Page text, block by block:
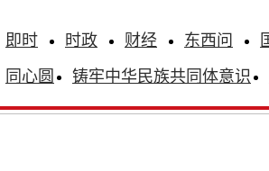
即时 时政 财经 东西问
同心圆
铸牢中华民族共同体意识